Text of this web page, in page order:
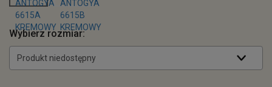
Wybierz rozmiar:
Produkt niedostępny